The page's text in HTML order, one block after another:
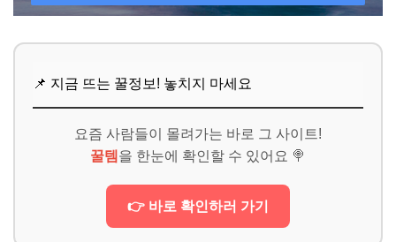
📌 지금 뜨는 꿀정보! 놓치지 마세요
요즘 사람들이 몰려가는 바로 그 사이트!
꿀템 을 한눈에 확인할 수 있어요 🍭
👉 바로 확인하러 가기